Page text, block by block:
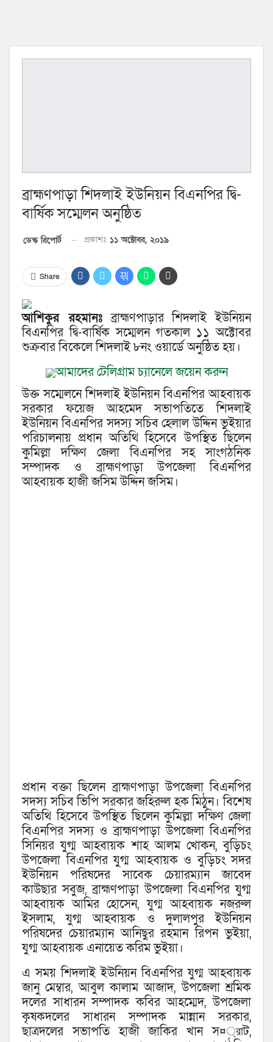
ব্রাহ্মণপাড়া শিদলাই ইউনিয়ন বিএনপির দ্বি-
বার্ষিক সম্মেলন অনুষ্ঠিত
ডেস্ক রিপোর্ট প্রকাশঃ ১১ অক্টোবর, ২০১৯
Share
আশিকুর রহমানঃব্রাহ্মণপাড়ার শিদলাই ইউনিয়ন
বিএনপির দ্বি-বার্ষিক সম্মেলন গতকাল ১১ অক্টোবর
শুক্রবার বিকেলে শিদলাই ৮নং ওয়ার্ডে অনুষ্ঠিত হয়।
আমাদের টেলিগ্রাম চ্যানেলে জয়েন করুন
উক্ত সম্মেলনে শিদলাই ইউনিয়ন বিএনপির আহবায়ক
সরকার ফয়েজ আহমেদ সভাপতিতে শিদলাই
ইউনিয়ন বিএনপির সদস্য সচিব হেলাল উদ্দিন ভুইয়ার
পরিচালনায় প্রধান অতিথি হিসেবে উপস্থিত ছিলেন
কুমিল্লা দক্ষিণ জেলা বিএনপির সহ সাংগঠনিক
সম্পাদক ও ব্রাহ্মণপাড়া উপজেলা বিএনপির
আহবায়ক হাজী জসিম উদ্দিন জসিম।
প্রধান বক্তা ছিলেন ব্রাহ্মণপাড়া উপজেলা বিএনপির
সদস্য সচিব ভিপি সরকার জহিরুল হক মিঠুন। বিশেষ
অতিথি হিসেবে উপস্থিত ছিলেন কুমিল্লা দক্ষিণ জেলা
বিএনপির সদস্য ও ব্রাহ্মণপাড়া উপজেলা বিএনপির
সিনিয়র যুগ্ম আহবায়ক শাহ আলম খোকন, বুড়িচং
উপজেলা বিএনপির যুগ্ম আহবায়ক ও বুড়িচং সদর
ইউনিয়ন পরিষদের সাবেক চেয়ারম্যান জাবেদ
কাউছার সবুজ, ব্রাহ্মণপাড়া উপজেলা বিএনপির যুগ্ম
আহবায়ক আমির হোসেন, যুগ্ম আহবায়ক নজরুল
ইসলাম, যুগ্ম আহবায়ক ও দুলালপুর ইউনিয়ন
পরিষদের চেয়ারম্যান আনিছুর রহমান রিপন ভুইয়া,
যুগ্ম আহবায়ক এনায়েত করিম ভুইয়া।
এ সময় শিদলাই ইউনিয়ন বিএনপির যুগ্ম আহবায়ক
জানু মেম্বার, আবুল কালাম আজাদ, উপজেলা শ্রমিক
দলের সাধারন সম্পাদক কবির আহম্মেদ, উপজেলা
কৃষকদলের সাধারন সম্পাদক মান্নান সরকার,
ছাত্রদলের সভাপতি হাজী জাকির খান স¤্রাট,